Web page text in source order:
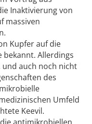
Inaktivierung von
massiven
Kupfer auf die
bekannt. Allerdings
auch noch nicht
des
Umfeld
Keevil.